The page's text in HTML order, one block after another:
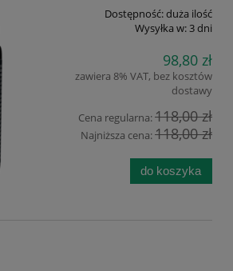
Dostępność:duża ilość
Wysyłka w:3 dni
98,80 zł
zawiera 8% VAT, bez kosztów
dostawy
Cena regularna:118,00 zł
Najniższa cena:118,00 zł
do koszyka